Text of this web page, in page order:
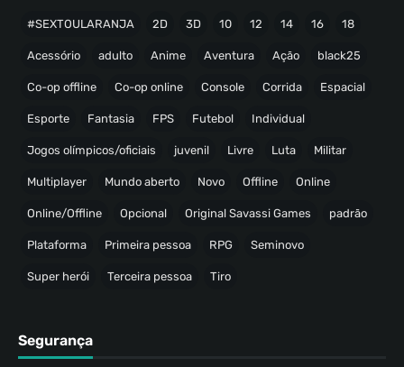
#SEXTOULARANJA 2D 3D 10 12 14 16 18
Acessório adulto Anime Aventura Ação black25
Co-op offline Co-op online Console Corrida Espacial
Esporte Fantasia FPS Futebol Individual
Jogos olímpicos/oficiais juvenil Livre Luta Militar
Multiplayer Mundo aberto Novo Offline Online
Online/Offline Opcional Original Savassi Games padrão
Plataforma Primeira pessoa RPG Seminovo
Super herói Terceira pessoa Tiro
Segurança